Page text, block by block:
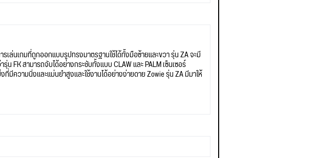
รเล่นเกมที่ถูกออกแบบรูปทรงมาตรฐานใช้ได้ทั้งมือซ้ายและขวา รุ่น ZA จะมี
FK สามารถจับได้อย่างกระชับทั้งแบบ CLAW และ PALM เซ็นเซอร์
ที่มีความนิ่งและแม่นยำสูงและใช้งานได้อย่างง่ายดาย Zowie รุ่น ZA มีมาให้